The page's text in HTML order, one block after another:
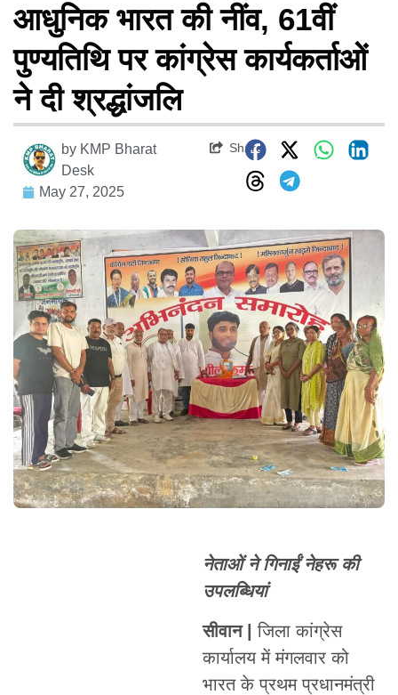
आधुनिक भारत की नींव, 61वीं
पुण्यतिथि पर कांग्रेस कार्यकर्ताओं
ने दी श्रद्धांजलि
by KMP Bharat
Desk
May 27, 2025
Share
नेताओं ने गिनाईं नेहरू की
उपलब्धियां
सीवान |
जिला कांग्रेस
कार्यालय में मंगलवार को
भारत के प्रथम प्रधानमंत्री